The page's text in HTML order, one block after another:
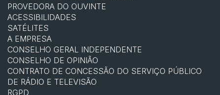
PROVEDORA DO OUVINTE
ACESSIBILIDADES
SATÉLITES
A EMPRESA
CONSELHO GERAL INDEPENDENTE
CONSELHO DE OPINIÃO
CONTRATO DE CONCESSÃO DO SERVIÇO PÚBLICO
DE RÁDIO E TELEVISÃO
RGPD